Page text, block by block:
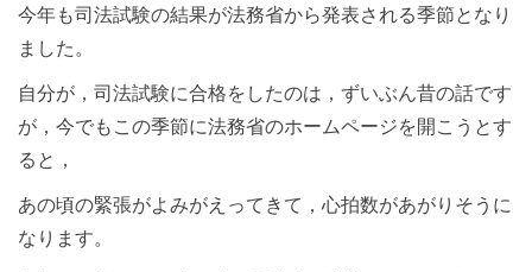
今年も司法試験の結果が法務省から発表される季節となり
ました。
自分が，司法試験に合格をしたのは，ずいぶん昔の話です
が，今でもこの季節に法務省のホームページを開こうとす
ると，
あの頃の緊張がよみがえってきて，心拍数があがりそうに
なります。